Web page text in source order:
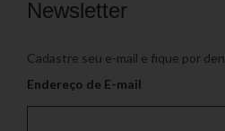
Newsletter
Cadastre seu e-mail e fique por
Endereço de E-mail